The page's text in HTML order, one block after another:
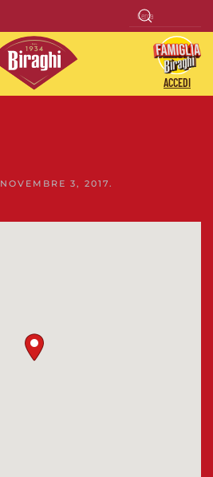
ACCEDI
NOVEMBRE 3, 2017.